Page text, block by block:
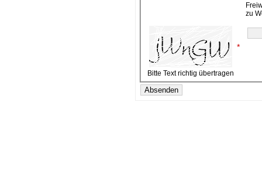
zu
Bitte Text richtig übertragen
*